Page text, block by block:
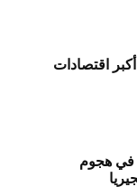
اقتصادات
30 آخرون في هجوم